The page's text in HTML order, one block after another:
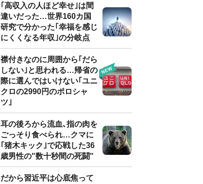
｢高収入の人ほど幸せ｣は間
違いだった…世界160カ国
研究で分かった｢幸福を感じ
にくくなる年収｣の分岐点
襟付きなのに周囲から｢だら
しない｣と思われる…帰省の
際に選んではいけない｢ユニ
クロの2990円のポロシャ
ツ｣
耳の後ろから流血､指の肉を
ごっそり食べられ…クマに
｢猪木キック｣で応戦した36
歳男性の"数十秒間の死闘"
だから習近平は心底焦って